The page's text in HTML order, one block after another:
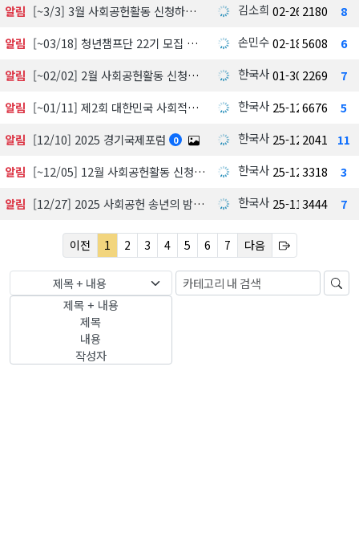
알림
[~3/3] 3월 사회공헌활동 신청하기 김소희 02-26 2180
8
알림
[~03/18] 청년챔프단 22기 모집 中 손민수02-18 5608
6
알림
[~02/02] 2월 사회공헌활동 신청하기 한국사회공헌협회
01-30 2269
7
알림
[~01/11] 제2회 대한민국 사회적가치 시상식 수상 후보자 공모 및 심사 한국사회공헌협회
25-12-18
6676
5
알림 [12/10] 2025 경기국제포럼 0 한국사회공헌협회
25-12-03
2041
11
알림
[~12/05] 12월 사회공헌활동 신청하기 한국사회공헌협회
25-12-01
3318
3
알림
[12/27] 2025 사회공헌 송년의 밤, 포틀락파티 한국사회공헌협회
25-11-18
3444 7
이전 1 2 3 4 5 6 7 다음
제목 + 내용
제목 + 내용
제목
내용
작성자